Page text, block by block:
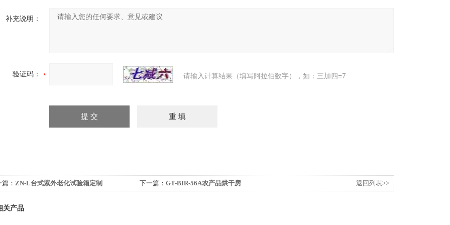
补充说明：
验证码： 请输入计算结果（填写阿拉伯数字），如：三加四=7
： ZN-L台式紫外老化试验箱定制 下一篇： GT-BIR-56A农产品烘干房 返回列表>>
关产品